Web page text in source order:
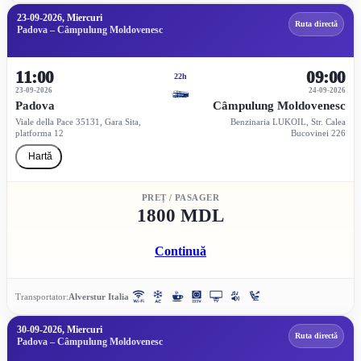
23-09-2026, Miercuri
Padova – Câmpulung Moldovenesc
Ruta directă
11:00
23-09-2026
Padova
Viale della Pace 35131, Gara Sita,
platforma 12
Hartă
22h
24-09-2026
09:00
Câmpulung Moldovenesc
Benzinaria LUKOIL, Str. Calea
Bucovinei 226
PREȚ / PASAGER
1800 MDL
Continuă
Transportator:Alverstur Italia
30-09-2026, Miercuri
Padova – Câmpulung Moldovenesc
Ruta directă